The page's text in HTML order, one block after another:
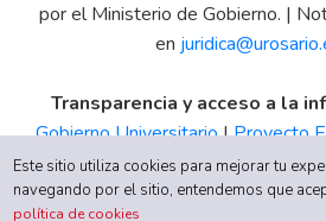
por el Ministerio de Gobierno. |
en
Transparencia y acceso a la
Gobierno Universitario|Proyecto
|Informe de Gestión|Boletín
Tributario|Estados Financieros|
Este sitio utiliza cookies para mejorar tu
navegando por el sitio, entendemos que
política de cookies